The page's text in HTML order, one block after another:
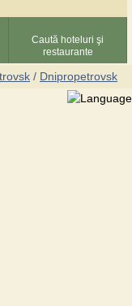
Caută hoteluri şi
restaurante
/ Dnipropetrovsk